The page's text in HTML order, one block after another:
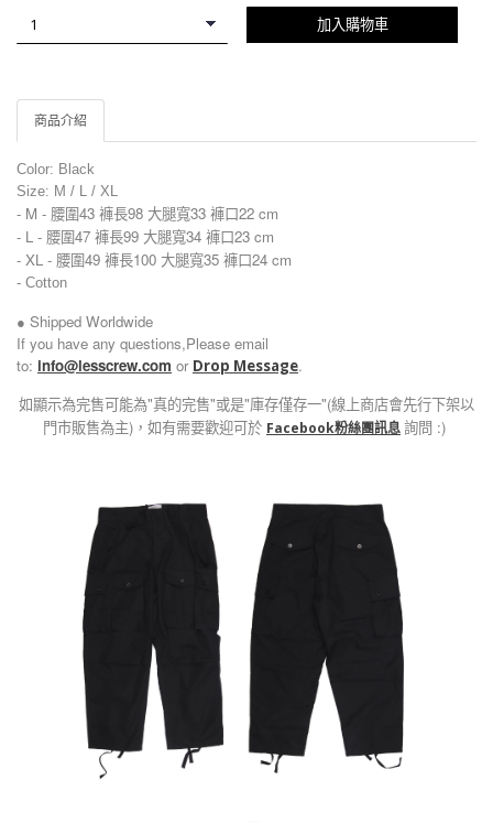
加入購物車
商品介紹
Color: Black
Size: M / L / XL
- M - 腰圍43 褲長98 大腿寬33 褲口22 cm
- L - 腰圍47 褲長99 大腿寬34 褲口23 cm
- XL - 腰圍49 褲長100 大腿寬35 褲口24 cm
- Cotton
● Shipped Worldwide
If you have any questions,Please email
to: info@lesscrew.com or Drop Message.
如顯示為完售可能為"真的完售"或是"庫存僅存一"(線上商店會先行下架以
門市販售為主)，如有需要歡迎可於 Facebook粉絲團訊息詢問 :)